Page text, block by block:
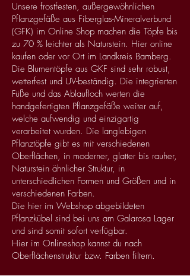
Unsere frostfesten, außergewöhnlichen
Pflanzgefäße aus Fiberglas-Mineralverbund
(GFK) im Online Shop machen die Töpfe bis
zu 70 % leichter als Naturstein. Hier online
kaufen oder vor Ort im Landkreis Bamberg.
Die Blumentöpfe aus GKF sind sehr robust,
wetterfest und UV-beständig. Die integrierten
Füße und das Ablaufloch werten die
handgefertigten Pflanzgefäße weiter auf,
welche aufwendig und einzigartig
verarbeitet wurden. Die langlebigen
Pflanztöpfe gibt es mit verschiedenen
Oberflächen, in moderner, glatter bis rauher,
Naturstein ähnlicher Struktur, in
unterschiedlichen Formen und Größen und in
verschiedenen Farben.
Die hier im Webshop abgebildeten
Pflanzkübel sind bei uns am Galarosa Lager
und sind somit sofort verfügbar.
Hier im Onlineshop kannst du nach
Oberflächenstruktur bzw. Farben filtern.